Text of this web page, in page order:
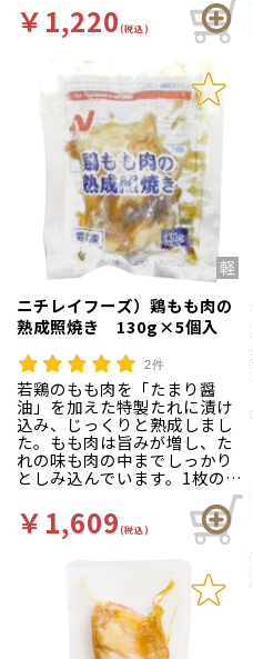
￥1,220(税込)
ニチレイフーズ）鶏もも肉の
熟成照焼き 130g×5個入
2件
若鶏のもも肉を「たまり醤
油」を加えた特製たれに漬け
込み、じっくりと熟成しまし
た。もも肉は旨みが増し、た
れの味も肉の中までしっかり
としみ込んでいます。1枚の真
空包装にしている為、必要な
分だけをロスなく使用できま
す。ボイル、オーブン、フラ
イのように、様々な調理方法
￥1,609(税込)